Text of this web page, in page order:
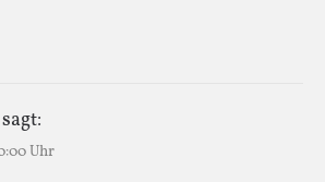
sagt:
Uhr